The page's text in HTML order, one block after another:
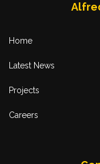
Home
Latest News
Projects
Careers